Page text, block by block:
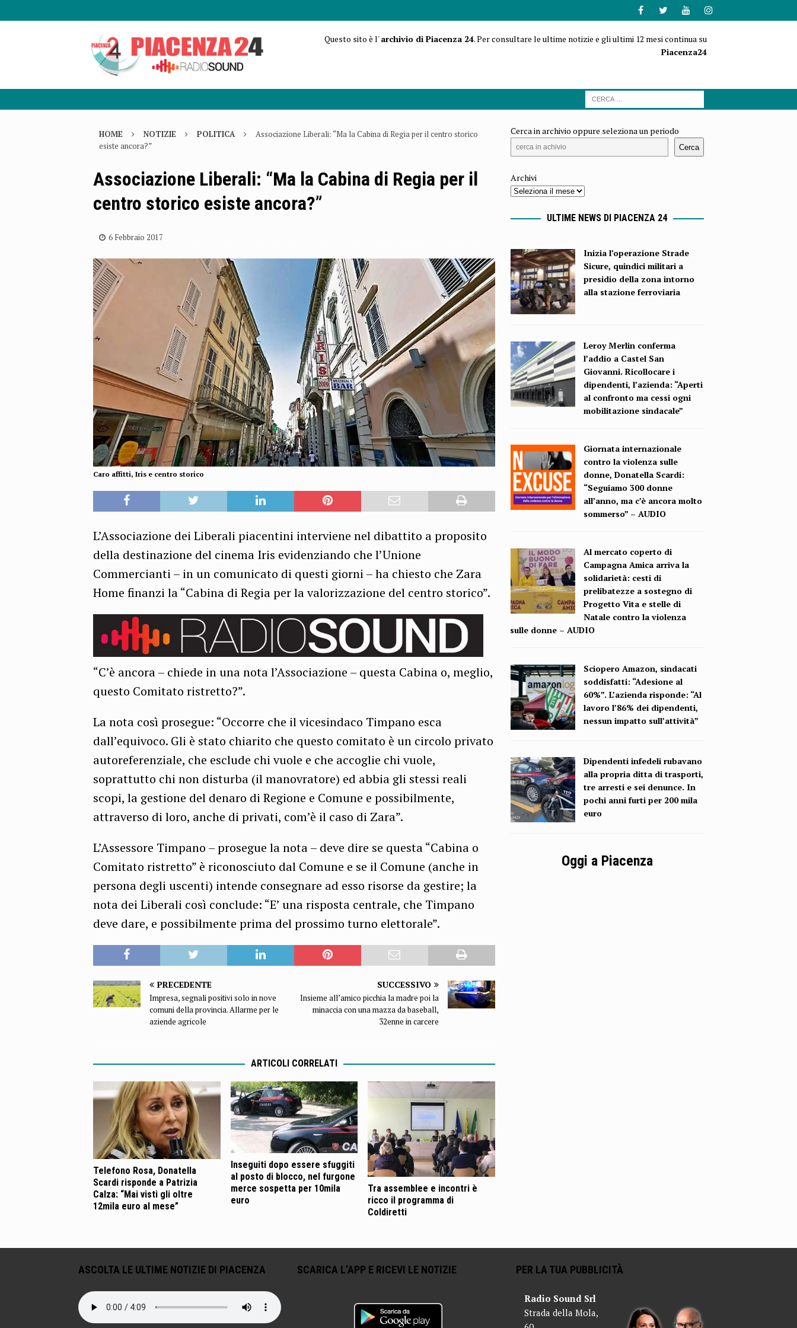
Questo sito è l'archivio di Piacenza 24. Per consultare le ultime notizie e gli ultimi 12 mesi continua su
Piacenza24
HOME NOTIZIE POLITICA
Associazione Liberali: “Ma la Cabina di Regia per il centro storico
esiste ancora?”
Associazione Liberali: “Ma la Cabina di Regia per il
centro storico esiste ancora?”
6 Febbraio 2017
Caro affitti, Iris e centro storico
L’Associazione dei Liberali piacentini interviene nel dibattito a proposito
della destinazione del cinema Iris evidenziando che l’Unione
Commercianti – in un comunicato di questi giorni – ha chiesto che Zara
Home finanzi la “Cabina di Regia per la valorizzazione del centro storico”.
“C’è ancora – chiede in una nota l’Associazione – questa Cabina o, meglio,
questo Comitato ristretto?”.
La nota così prosegue: “Occorre che il vicesindaco Timpano esca
dall’equivoco. Gli è stato chiarito che questo comitato è un circolo privato
autoreferenziale, che esclude chi vuole e che accoglie chi vuole,
soprattutto chi non disturba (il manovratore) ed abbia gli stessi reali
scopi, la gestione del denaro di Regione e Comune e possibilmente,
attraverso di loro, anche di privati, com’è il caso di Zara”.
L’Assessore Timpano – prosegue la nota – deve dire se questa “Cabina o
Comitato ristretto” è riconosciuto dal Comune e se il Comune (anche in
persona degli uscenti) intende consegnare ad esso risorse da gestire; la
nota dei Liberali così conclude: “E’ una risposta centrale, che Timpano
deve dare, e possibilmente prima del prossimo turno elettorale”.
PRECEDENTE
Impresa, segnali positivi solo in nove
comuni della provincia. Allarme per le
aziende agricole
SUCCESSIVO
Insieme all’amico picchia la madre poi la
minaccia con una mazza da baseball,
32enne in carcere
ARTICOLI CORRELATI
Telefono Rosa, Donatella
Scardi risponde a Patrizia
Calza: “Mai visti gli oltre
12mila euro al mese”
Inseguiti dopo essere sfuggiti
al posto di blocco, nel furgone
merce sospetta per 10mila
euro
Tra assemblee e incontri è
ricco il programma di
Coldiretti
Cerca in archivio oppure seleziona un periodo
Cerca
Archivi
ULTIME NEWS DI PIACENZA 24
Inizia l’operazione Strade
Sicure, quindici militari a
presidio della zona intorno
alla stazione ferroviaria
Leroy Merlin conferma
l’addio a Castel San
Giovanni. Ricollocare i
dipendenti, l’azienda: “Aperti
al confronto ma cessi ogni
mobilitazione sindacale”
Giornata internazionale
contro la violenza sulle
donne, Donatella Scardi:
“Seguiamo 300 donne
all’anno, ma c’è ancora molto
sommerso” – AUDIO
Al mercato coperto di
Campagna Amica arriva la
solidarietà: cesti di
prelibatezze a sostegno di
Progetto Vita e stelle di
Natale contro la violenza
sulle donne – AUDIO
Sciopero Amazon, sindacati
soddisfatti: “Adesione al
60%”. L’azienda risponde: “Al
lavoro l’86% dei dipendenti,
nessun impatto sull’attività”
Dipendenti infedeli rubavano
alla propria ditta di trasporti,
tre arresti e sei denunce. In
pochi anni furti per 200 mila
euro
Oggi a Piacenza
ASCOLTA LE ULTIME NOTIZIE DI PIACENZA SCARICA L’APP E RICEVI LE NOTIZIE PER LA TUA PUBBLICITÀ
Radio Sound Srl
Strada della Mola,